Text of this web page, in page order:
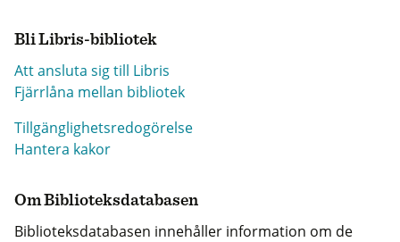
Bli Libris-bibliotek
Att ansluta sig till Libris
Fjärrlåna mellan bibliotek
Tillgänglighetsredogörelse
Hantera kakor
Om Biblioteksdatabasen
Biblioteksdatabasen innehåller information om de